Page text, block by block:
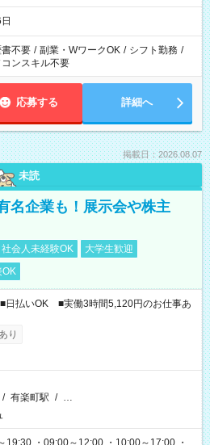
書不要 / 副業・WワークOK / シフト勤務 /
ンスキル不要
応募する 詳細へ
掲載日：2026.08.07
未読
名企業も！展示会や株主
社会人未経験OK
大学生歓迎
OK
払いOK ■実働3時間5,120円のお仕事あ
り
/ 有楽町駅 / …
19:30 ・09:00～12:00 ・10:00～17:00 ・